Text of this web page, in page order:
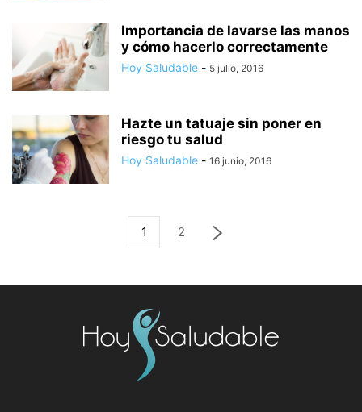
Importancia de lavarse las manos
y cómo hacerlo correctamente
Hoy Saludable - 5 julio, 2016
Hazte un tatuaje sin poner en
riesgo tu salud
Hoy Saludable - 16 junio, 2016
1 2